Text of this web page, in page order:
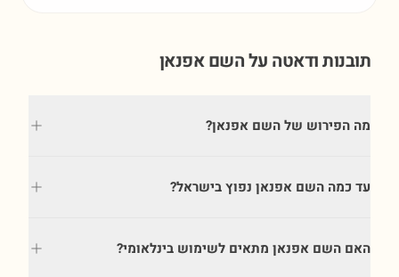
תובנות ודאטה על השםאפנאן
מה הפירוש של השם אפנאן?
עד כמה השם אפנאן נפוץ בישראל?
האם השם אפנאן מתאים לשימוש בינלאומי?